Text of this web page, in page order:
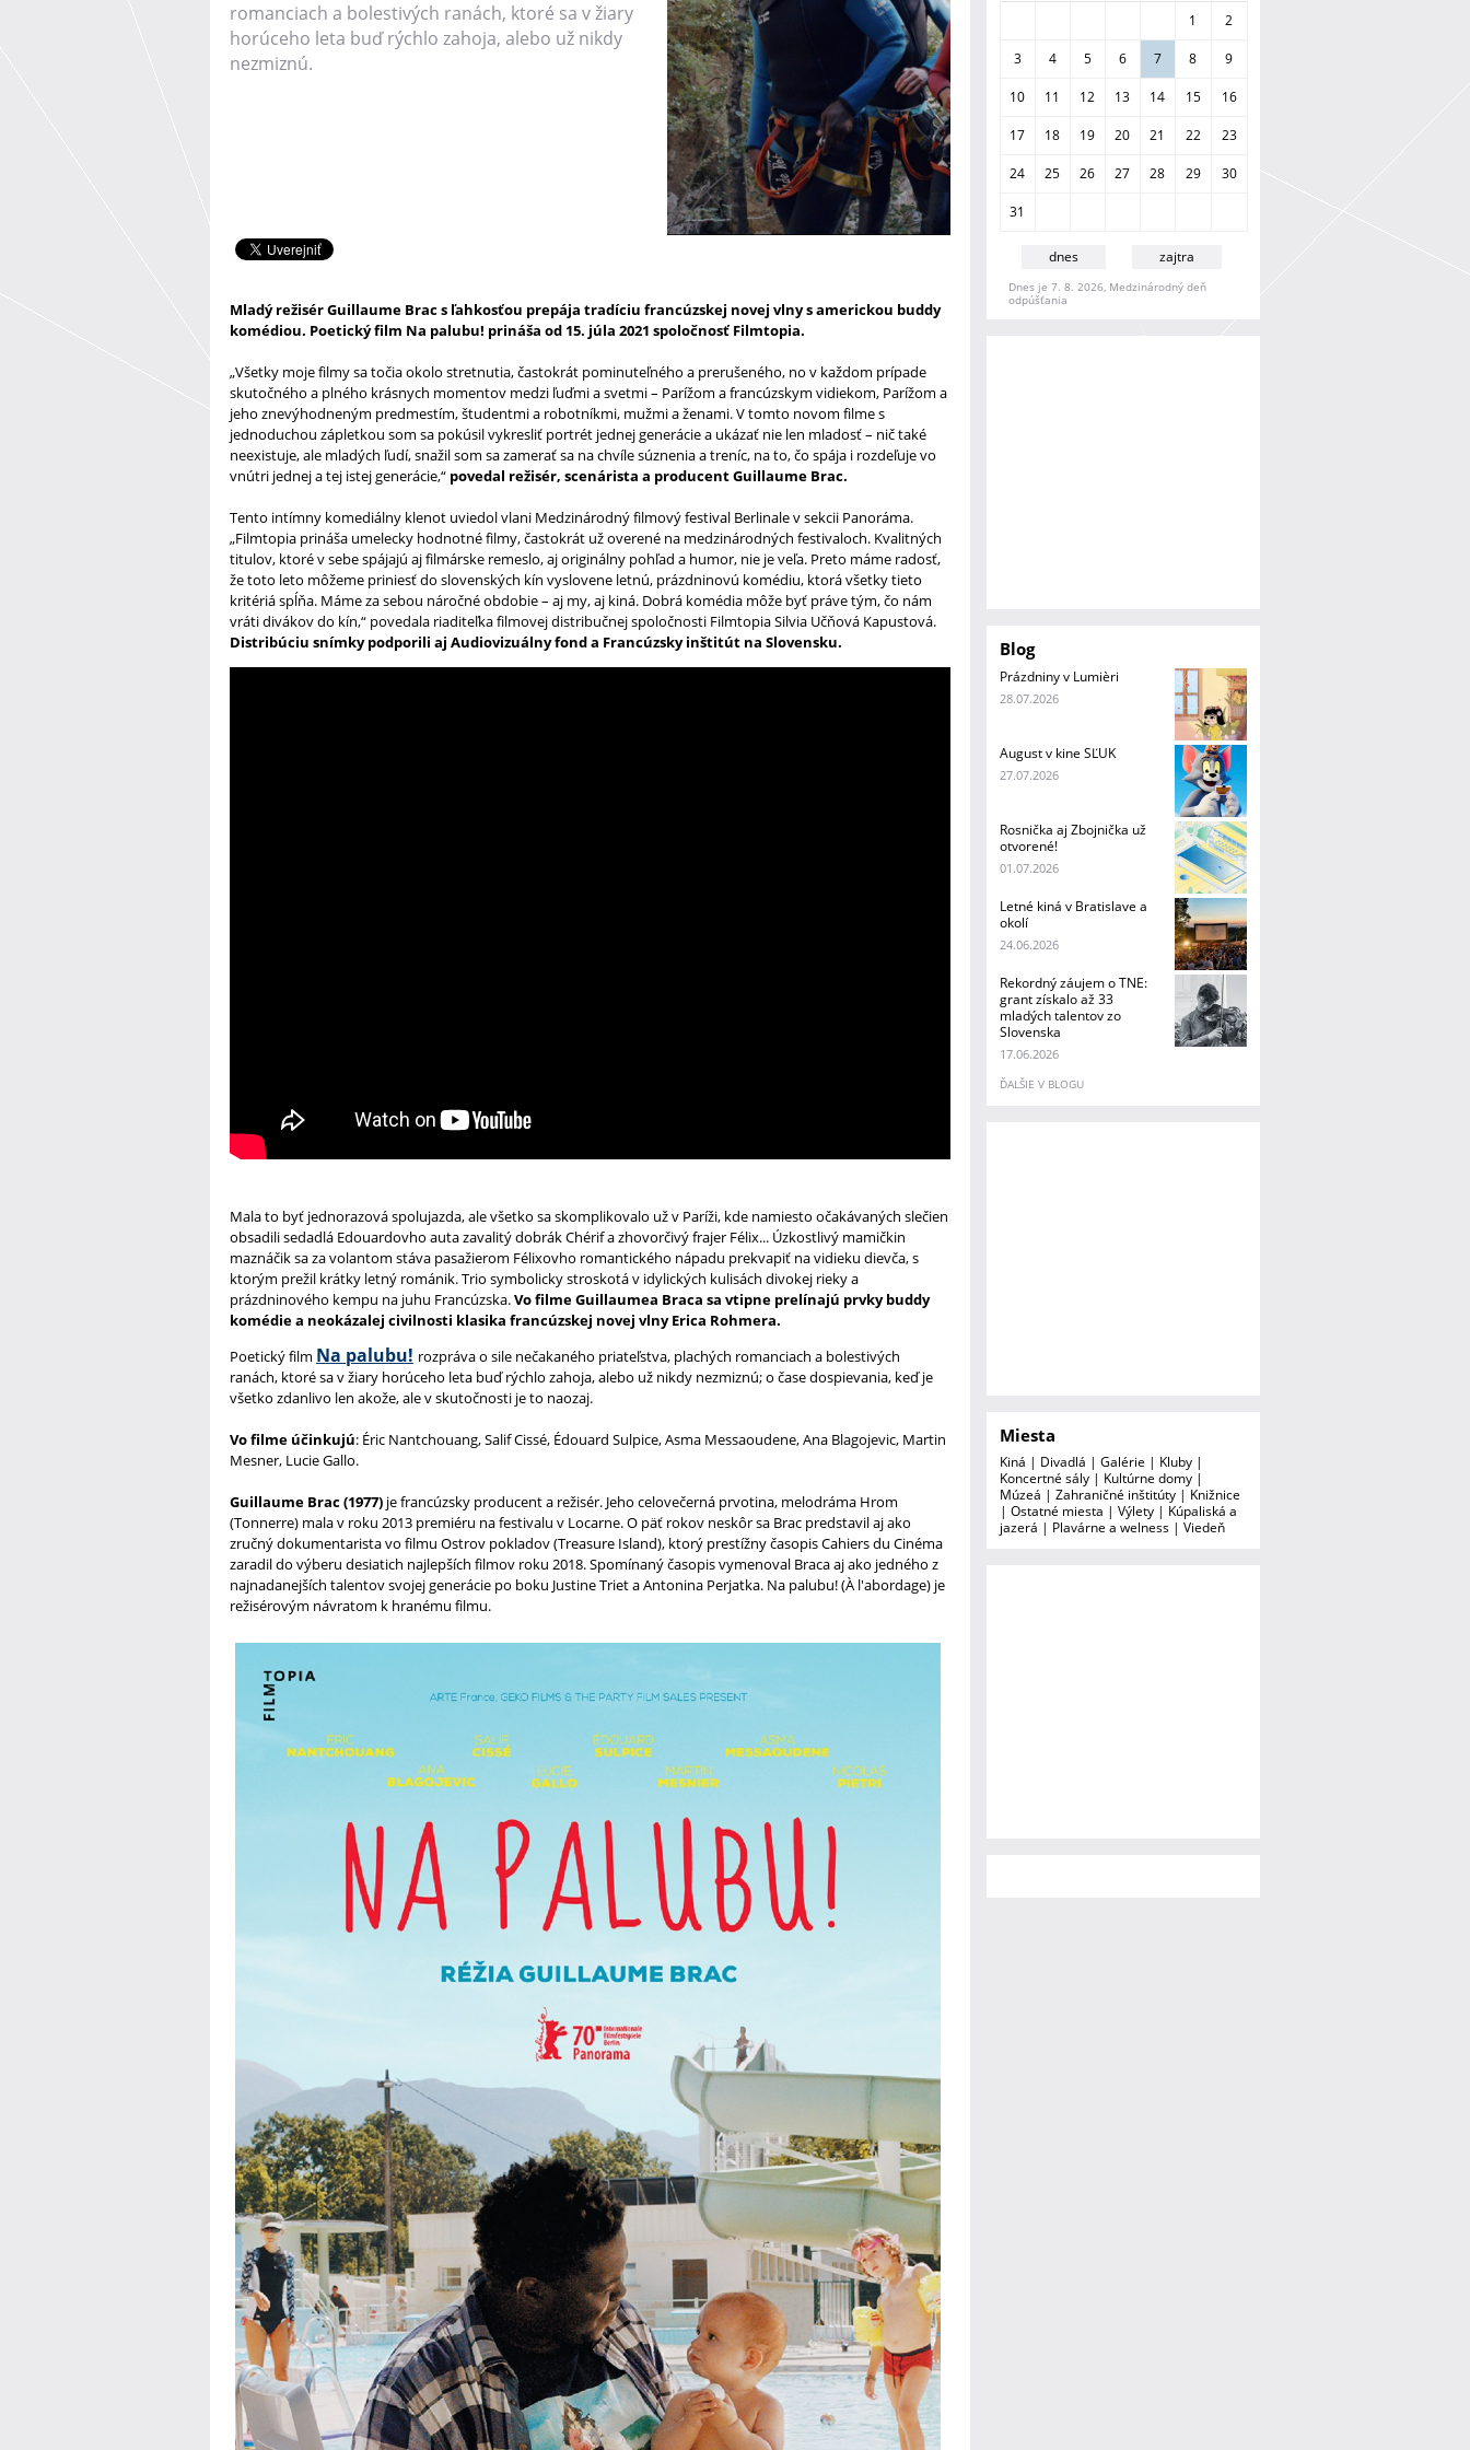
romanciach a bolestivých ranách, ktoré sa v žiary
horúceho leta buď rýchlo zahoja, alebo už nikdy
nezmiznú.
Mladý režisér Guillaume Brac s ľahkosťou prepája tradíciu francúzskej novej vlny s americkou buddy
komédiou. Poetický film Na palubu! prináša od 15. júla 2021 spoločnosť Filmtopia.
„Všetky moje filmy sa točia okolo stretnutia, častokrát pominuteľného a prerušeného, no v každom prípade
skutočného a plného krásnych momentov medzi ľuďmi a svetmi – Parížom a francúzskym vidiekom, Parížom a
jeho znevýhodneným predmestím, študentmi a robotníkmi, mužmi a ženami. V tomto novom filme s
jednoduchou zápletkou som sa pokúsil vykresliť portrét jednej generácie a ukázať nie len mladosť – nič také
neexistuje, ale mladých ľudí, snažil som sa zamerať sa na chvíle súznenia a treníc, na to, čo spája i rozdeľuje vo
vnútri jednej a tej istej generácie,“ povedal režisér, scenárista a producent Guillaume Brac.
Tento intímny komediálny klenot uviedol vlani Medzinárodný filmový festival Berlinale v sekcii Panoráma.
„Filmtopia prináša umelecky hodnotné filmy, častokrát už overené na medzinárodných festivaloch. Kvalitných
titulov, ktoré v sebe spájajú aj filmárske remeslo, aj originálny pohľad a humor, nie je veľa. Preto máme radosť,
že toto leto môžeme priniesť do slovenských kín vyslovene letnú, prázdninovú komédiu, ktorá všetky tieto
kritériá spĺňa. Máme za sebou náročné obdobie – aj my, aj kiná. Dobrá komédia môže byť práve tým, čo nám
vráti divákov do kín,“ povedala riaditeľka filmovej distribučnej spoločnosti Filmtopia Silvia Učňová Kapustová.
Distribúciu snímky podporili aj Audiovizuálny fond a Francúzsky inštitút na Slovensku.
Mala to byť jednorazová spolujazda, ale všetko sa skomplikovalo už v Paríži, kde namiesto očakávaných slečien
obsadili sedadlá Edouardovho auta zavalitý dobrák Chérif a zhovorčivý frajer Félix... Úzkostlivý mamičkin
maznáčik sa za volantom stáva pasažierom Félixovho romantického nápadu prekvapiť na vidieku dievča, s
ktorým prežil krátky letný románik. Trio symbolicky stroskotá v idylických kulisách divokej rieky a
prázdninového kempu na juhu Francúzska.Vo filme Guillaumea Braca sa vtipne prelínajú prvky buddy
komédie a neokázalej civilnosti klasika francúzskej novej vlny Erica Rohmera.
Poetický film Na palubu! rozpráva o sile nečakaného priateľstva, plachých romanciach a bolestivých
ranách, ktoré sa v žiary horúceho leta buď rýchlo zahoja, alebo už nikdy nezmiznú; o čase dospievania, keď je
všetko zdanlivo len akože, ale v skutočnosti je to naozaj.
Vo filme účinkujú: Éric Nantchouang, Salif Cissé, Édouard Sulpice, Asma Messaoudene, Ana Blagojevic, Martin
Mesner, Lucie Gallo.
Guillaume Brac (1977) je francúzsky producent a režisér. Jeho celovečerná prvotina, melodráma Hrom
(Tonnerre) mala v roku 2013 premiéru na festivalu v Locarne. O päť rokov neskôr sa Brac predstavil aj ako
zručný dokumentarista vo filmu Ostrov pokladov (Treasure Island), ktorý prestížny časopis Cahiers du Cinéma
zaradil do výberu desiatich najlepších filmov roku 2018. Spomínaný časopis vymenoval Braca aj ako jedného z
najnadanejších talentov svojej generácie po boku Justine Triet a Antonina Perjatka. Na palubu! (À l'abordage) je
režisérovým návratom k hranému filmu.
1 2
3 4 5 6 7 8 9
10 11 12 13 14 15 16
17 18 19 20 21 22 23
24 25 26 27 28 29 30
31
dnes zajtra
Dnes je 7. 8. 2026, Medzinárodný deň
odpúšťania
Blog
Prázdniny v Lumièri
28.07.2026
August v kine SĽUK
27.07.2026
Rosnička aj Zbojnička už
otvorené!
01.07.2026
Letné kiná v Bratislave a
okolí
24.06.2026
Rekordný záujem o TNE:
grant získalo až 33
mladých talentov zo
Slovenska
17.06.2026
ĎALŠIE V BLOGU
Miesta
Kiná | Divadlá | Galérie | Kluby |
Koncertné sály | Kultúrne domy |
Múzeá | Zahraničné inštitúty | Knižnice
| Ostatné miesta | Výlety | Kúpaliská a
jazerá | Plavárne a welness | Viedeň